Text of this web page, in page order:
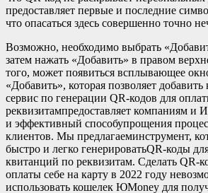
предоставляет первые и последние
что опасаться здесь совершенно точно
Возможно, необходимо выбрать
затем нажать «Добавить» в правом
того, может появиться всплывающее
«Добавить», которая позволяет
сервис по генерации QR-кодов для
реквизитампредоставляет компаниям и
и эффективный способупрощения
клиентов. Мы предлагаеминструмент,
быстро и легко генерироватьQR-коды
квитанций по реквизитам. Сделать QR-
оплаты себе на карту в 2022 году
использовать кошелек ЮMoney для